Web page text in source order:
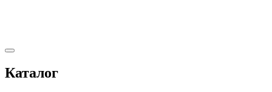
Каталог